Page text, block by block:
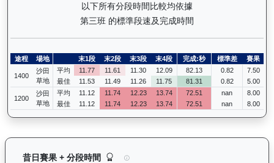
以下所有分段時間比較均依據
第三班 的標準段速及完成時間
途程 場地 末1段 末2段 末3段 末4段 完成:秒 標準差 賽果
1400
沙田
草地
平均 11.77 11.61 11.30 12.09 82.13 0.82
7.50
最佳
11.53 11.49 11.26 11.75 81.31 0.82 5.00
1200
沙田
草地
平均 11.12 11.74 12.23 13.74 72.51 nan
8.00
最佳
11.12 11.74 12.23 13.74 72.51 nan 8.00
昔日賽果 + 分段時間 正本巨星（L056）— 昔日賽果及分